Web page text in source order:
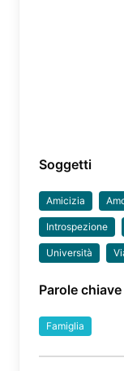
Soggetti
Amicizia
Introspezione
Università
Parole chiave
Famiglia